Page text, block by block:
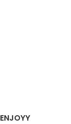
ENJOYY